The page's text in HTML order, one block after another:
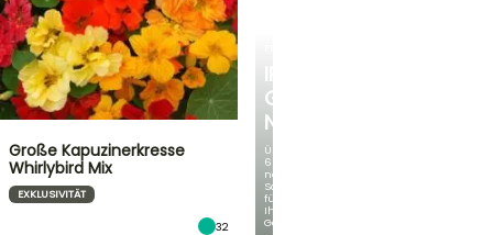
IRIS
GERMANICA
NEUHEITEN
Über
60
neue
Sorten
für
Ihren
Garten!
Große Kapuzinerkresse
Whirlybird Mix
EXKLUSIVITÄT
32